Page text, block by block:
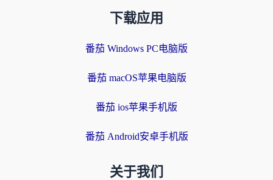
下载应用
番茄 Windows PC电脑版
番茄 macOS苹果电脑版
番茄 ios苹果手机版
番茄 Android安卓手机版
关于我们